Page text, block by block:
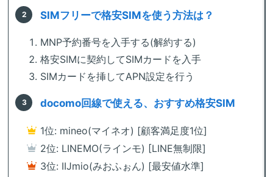
SIMフリーで格安SIMを使う方法は？
MNP予約番号を入手する(解約する)
格安SIMに契約してSIMカードを入手
SIMカードを挿してAPN設定を行う
docomo回線で使える、おすすめ格安SIM
1位: mineo(マイネオ) [顧客満足度1位]
2位: LINEMO(ラインモ) [LINE無制限]
3位: IIJmio(みおふぉん) [最安値水準]